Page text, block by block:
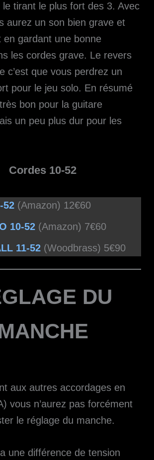
tirant le plus fort des 3. Avec
aurez un son bien grave et
en gardant une bonne
les cordes grave. Le revers
c’est que vous perdrez un
pour le jeu solo. En résumé
bon pour la guitare
un peu plus dur pour les
Cordes 10-52
52 (Amazon) 12€60
10-52 (Amazon) 7€60
11-52 (Woodbrass) 5€90
DU
aux autres accordages en
vous n’aurez pas forcément
le réglage du manche.
une différence de tension